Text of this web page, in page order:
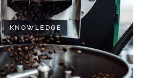
KNOWLEDGE